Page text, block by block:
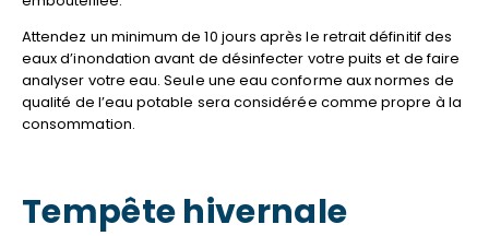
Attendez un minimum de 10 jours après le retrait définitif des
eaux d’inondation avant de désinfecter votre puits et de faire
analyser votre eau. Seule une eau conforme aux normes de
qualité de l’eau potable sera considérée comme propre à la
consommation.
Tempête hivernale